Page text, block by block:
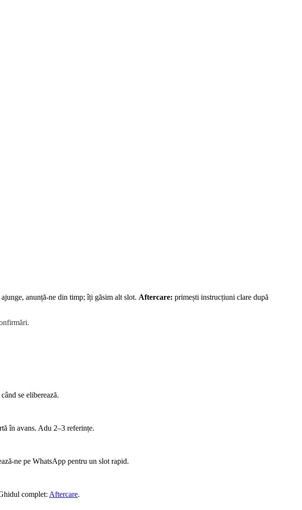
anunță-ne din timp; îți găsim alt slot. Aftercare: primești instrucțiuni clare după
se eliberează.
în avans. Adu 2–3 referințe.
ne pe WhatsApp pentru un slot rapid.
complet: Aftercare.